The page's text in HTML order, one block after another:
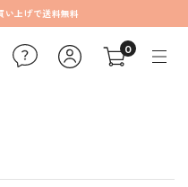
上げで送料無料
0